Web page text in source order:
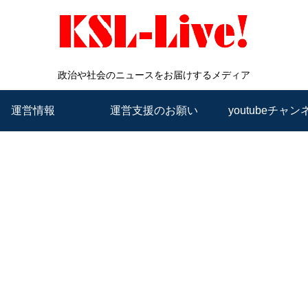
政治や社会のニュースをお届けするメディア
運営情報 運営支援のお願い youtubeチャン